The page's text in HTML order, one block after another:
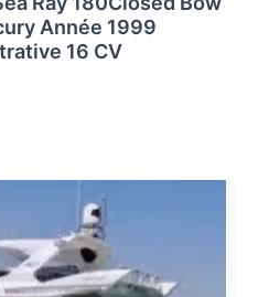
Année 1999
16 CV